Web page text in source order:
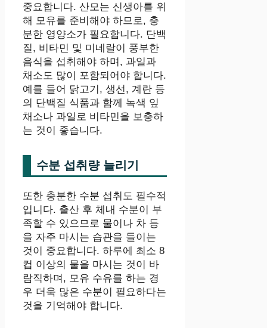
중요합니다. 산모는 신생아를 위
해 모유를 준비해야 하므로, 충
분한 영양소가 필요합니다. 단백
질, 비타민 및 미네랄이 풍부한
음식을 섭취해야 하며, 과일과
채소도 많이 포함되어야 합니다.
예를 들어 닭고기, 생선, 계란 등
의 단백질 식품과 함께 녹색 잎
채소나 과일로 비타민을 보충하
는 것이 좋습니다.
수분 섭취량 늘리기
또한 충분한 수분 섭취도 필수적
입니다. 출산 후 체내 수분이 부
족할 수 있으므로 물이나 차 등
을 자주 마시는 습관을 들이는
것이 중요합니다. 하루에 최소 8
컵 이상의 물을 마시는 것이 바
람직하며, 모유 수유를 하는 경
우 더욱 많은 수분이 필요하다는
것을 기억해야 합니다.